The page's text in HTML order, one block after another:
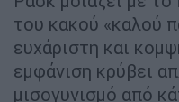
του κακού «καλού
ευχάριστη και
εμφάνιση κρύβει
μισογυνισμό από